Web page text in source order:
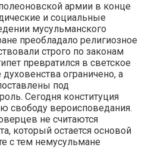
армии в конце
и социальные
мусульманского
преобладало религиозное
строго по законам
превратился в светское
ограничено, а
под
Сегодня конституция
свободу вероисповедания.
не считаются
который остается основой
с тем немусульмане